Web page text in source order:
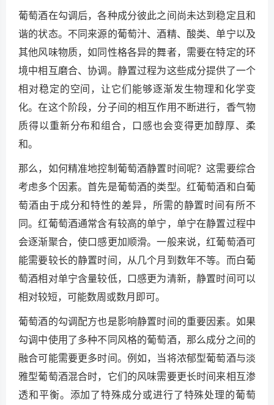
葡萄酒在勾调后，各种成分彼此之间尚未达到稳定且和
谐的状态。不同来源的葡萄汁、酒精、酸类、单宁以及
其他风味物质，如同性格各异的舞者，需要在特定的环
境中相互磨合、协调。静置过程为这些成分提供了一个
相对稳定的空间，让它们能够逐渐发生物理和化学变
化。在这个阶段，分子间的相互作用不断进行，香气物
质得以重新分布和组合，口感也会变得更加醇厚、柔
和。
那么，如何精准地控制葡萄酒静置时间呢？这需要综合
考虑多个因素。首先是葡萄酒的类型。红葡萄酒和白葡
萄酒由于成分和特性的差异，所需的静置时间有所不
同。红葡萄酒通常含有较高的单宁，单宁在静置过程中
会逐渐聚合，使口感更加顺滑。一般来说，红葡萄酒可
能需要较长的静置时间，从几个月到数年不等。而白葡
萄酒相对单宁含量较低，口感更为清新，静置时间可以
相对较短，可能数周或数月即可。
葡萄酒的勾调配方也是影响静置时间的重要因素。如果
勾调中使用了多种不同风格的葡萄酒，那么成分之间的
融合可能需要更多时间。例如，当将浓郁型葡萄酒与淡
雅型葡萄酒混合时，它们的风味需要更长时间来相互渗
透和平衡。添加了特殊成分或进行了特殊处理的葡萄